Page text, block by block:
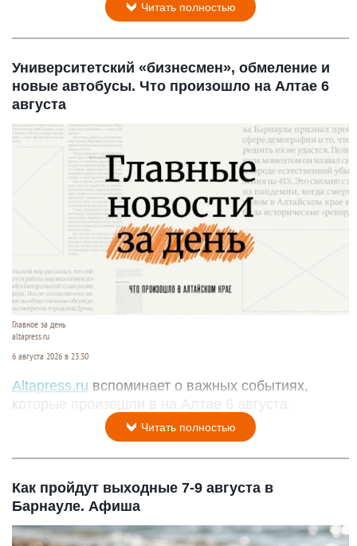
Читать полностью
Университетский «бизнесмен», обмеление и
новые автобусы. Что произошло на Алтае 6
августа
Главное за день
altapress.ru
6 августа 2026 в 23:30
Altapress.ru вспоминает о важных событиях,
которые произошли в на Алтае 6 августа.
Читать полностью
Как пройдут выходные 7-9 августа в
Барнауле. Афиша